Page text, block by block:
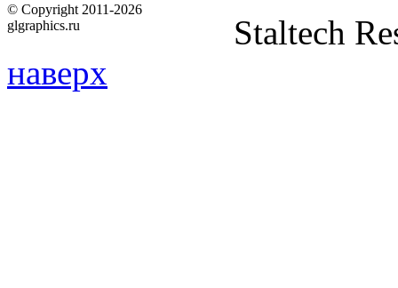
© Copyright 2011-2026
glgraphics.ru
Staltech
наверх